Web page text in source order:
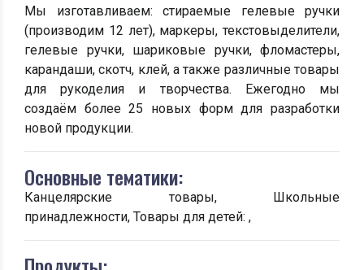
Мы изготавливаем: стираемые гелевые ручки
(производим 12 лет), маркеры, текстовыделители,
гелевые ручки, шариковые ручки, фломастеры,
карандаши, скотч, клей, а также различные товары
для рукоделия и творчества. Ежегодно мы
создаём более 25 новых форм для разработки
новой продукции.
Основные тематики:
Канцелярские товары, Школьные
принадлежности, Товары для детей: ,